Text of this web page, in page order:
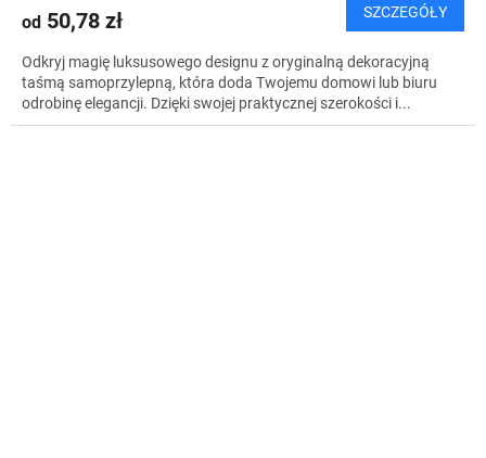
od 50,78 zł SZCZEGÓŁY
Odkryj magię luksusowego designu z oryginalną dekoracyjną
taśmą samoprzylepną, która doda Twojemu domowi lub biuru
odrobinę elegancji. Dzięki swojej praktycznej szerokości i...